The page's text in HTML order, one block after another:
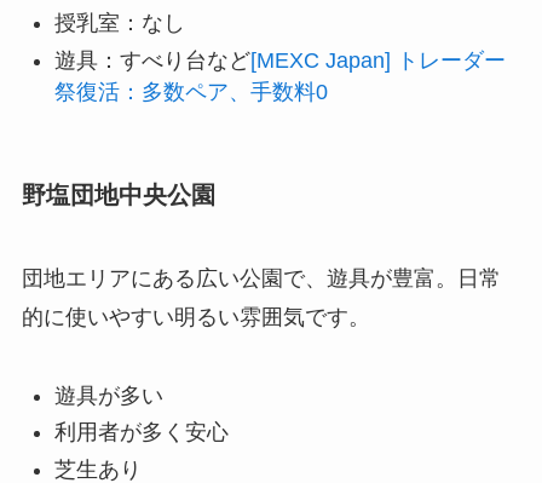
授乳室：なし
遊具：すべり台など[MEXC Japan] トレーダー
祭復活：多数ペア、手数料0
野塩団地中央公園
団地エリアにある広い公園で、遊具が豊富。日常
的に使いやすい明るい雰囲気です。
遊具が多い
利用者が多く安心
芝生あり